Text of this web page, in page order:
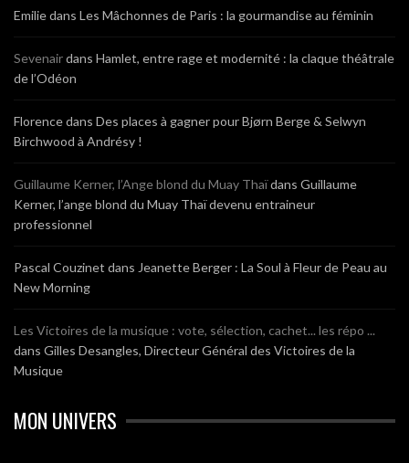
Emiliedans Les Mâchonnes de Paris : la gourmandise au féminin
Sevenairdans Hamlet, entre rage et modernité : la claque théâtrale
de l’Odéon
Florencedans Des places à gagner pour Bjørn Berge & Selwyn
Birchwood à Andrésy !
Guillaume Kerner, l’Ange blond du Muay Thaïdans Guillaume
Kerner, l’ange blond du Muay Thaï devenu entraineur
professionnel
Pascal Couzinet dans Jeanette Berger : La Soul à Fleur de Peau au
New Morning
Les Victoires de la musique : vote, sélection, cachet... les répo ...
dans Gilles Desangles, Directeur Général des Victoires de la
Musique
MON UNIVERS